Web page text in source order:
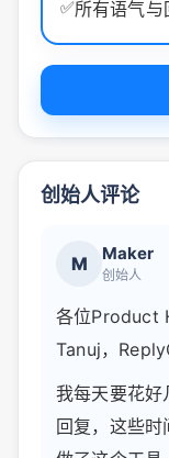
✅所有语气与
创始人评论
M Maker
创始人
各位Product
Tanuj，
我每天要花
回复，这些